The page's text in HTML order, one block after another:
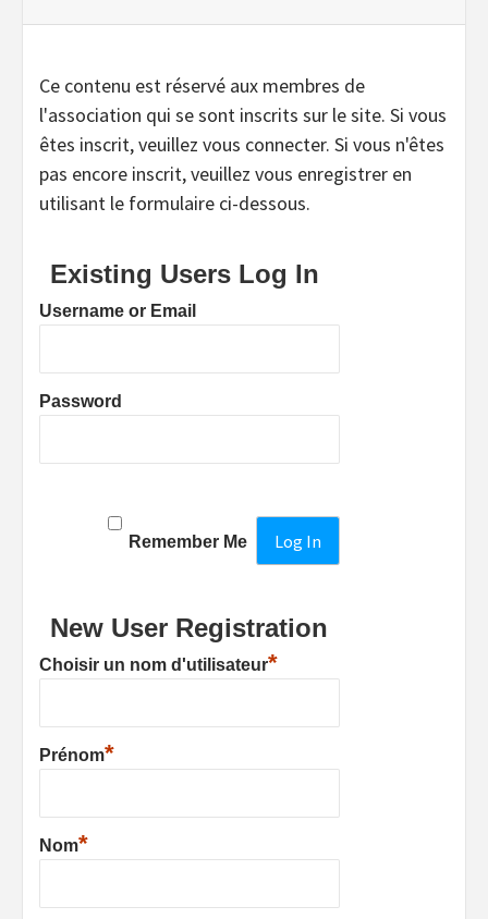
Ce contenu est réservé aux membres de
l'association qui se sont inscrits sur le site. Si vous
êtes inscrit, veuillez vous connecter. Si vous n'êtes
pas encore inscrit, veuillez vous enregistrer en
utilisant le formulaire ci-dessous.
Existing Users Log In
Username or Email
Password
Remember Me
New User Registration
Choisir un nom d'utilisateur*
Prénom*
Nom*